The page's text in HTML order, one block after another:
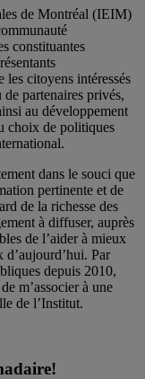
de Montréal (IEIM)
constituantes
citoyens intéressés
partenaires privés,
au développement
choix de politiques
dans le souci que
pertinente et de
de la richesse des
à diffuser, auprès
de l’aider à mieux
Par
depuis 2010,
m’associer à une
de l’Institut.